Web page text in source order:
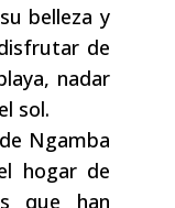
belleza y
de
nadar
sol.
Ngamba
hogar de
que han